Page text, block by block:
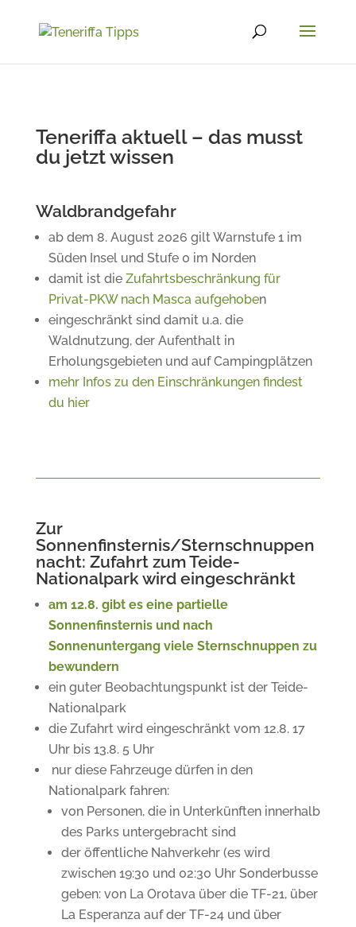
Teneriffa aktuell – das musst
du jetzt wissen
Waldbrandgefahr
ab dem 8. August 2026 gilt Warnstufe 1 im
Süden Insel und Stufe 0 im Norden
damit ist die Zufahrtsbeschränkung für
Privat-PKW nach Masca aufgehoben
eingeschränkt sind damit u.a. die
Waldnutzung, der Aufenthalt in
Erholungsgebieten und auf Campingplätzen
mehr Infos zu den Einschränkungen findest
du hier
Zur
Sonnenfinsternis/Sternschnuppen
nacht: Zufahrt zum Teide-
Nationalpark wird eingeschränkt
am 12.8. gibt es eine partielle
Sonnenfinsternis und nach
Sonnenuntergang viele Sternschnuppen zu
bewundern
ein guter Beobachtungspunkt ist der Teide-
Nationalpark
die Zufahrt wird eingeschränkt vom 12.8. 17
Uhr bis 13.8. 5 Uhr
nur diese Fahrzeuge dürfen in den
Nationalpark fahren:
von Personen, die in Unterkünften innerhalb
des Parks untergebracht sind
der öffentliche Nahverkehr (es wird
zwischen 19:30 und 02:30 Uhr Sonderbusse
geben: von La Orotava über die TF-21, über
La Esperanza auf der TF-24 und über